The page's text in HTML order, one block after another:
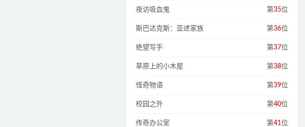
夜访吸血鬼 第35位
斯巴达克斯：亚述家族 第36位
绝望写手 第37位
草原上的小木屋 第38位
怪奇物语 第39位
校园之外 第40位
传奇办公室 第41位